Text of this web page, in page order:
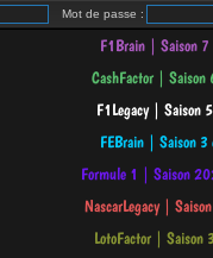
Mot de passe :